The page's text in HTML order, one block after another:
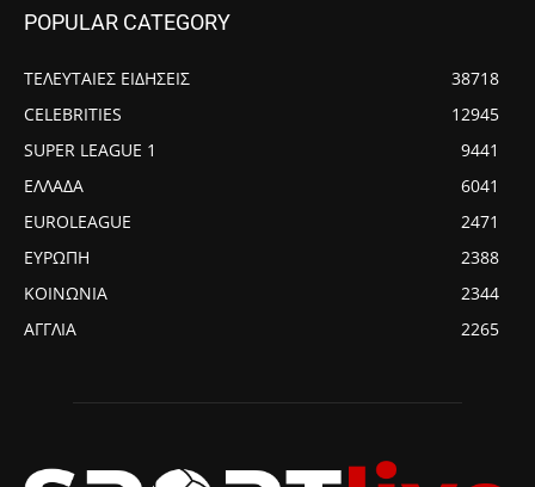
POPULAR CATEGORY
ΤΕΛΕΥΤΑΙΕΣ ΕΙΔΗΣΕΙΣ
38718
CELEBRITIES
12945
SUPER LEAGUE 1
9441
ΕΛΛΑΔΑ
6041
EUROLEAGUE
2471
ΕΥΡΩΠΗ
2388
ΚΟΙΝΩΝΙΑ
2344
ΑΓΓΛΙΑ
2265